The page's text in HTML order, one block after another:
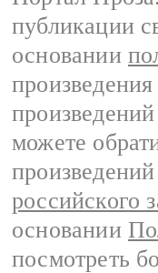
публикации
основании
можете
российского
основании
посмотреть